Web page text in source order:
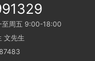
至周五 9:00-18:00
文先生